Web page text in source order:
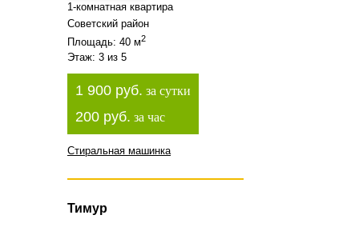
1-комнатная квартира
Советский район
Площадь: 40 м2
Этаж: 3 из 5
1 900 руб. за сутки
200 руб. за час
Стиральная машинка
Тимур